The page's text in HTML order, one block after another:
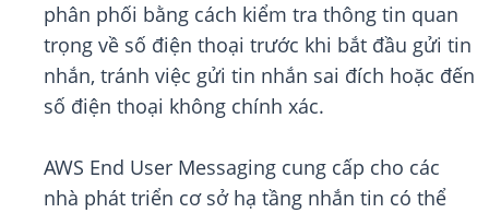
phân phối bằng cách kiểm tra thông tin quan
trọng về số điện thoại trước khi bắt đầu gửi tin
nhắn, tránh việc gửi tin nhắn sai đích hoặc đến
số điện thoại không chính xác.
AWS End User Messaging cung cấp cho các
nhà phát triển cơ sở hạ tầng nhắn tin có thể